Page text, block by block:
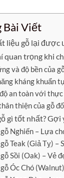
Bài Viết
liệu gỗ lại được
quan trọng khi
và độ bền của
kháng khuẩn
an toàn với thực
thiện của gỗ
gì tốt nhất? Gợi
Nghiến – Lựa
Teak (Giả Tỵ) –
Sồi (Oak) – Vẻ
Óc Chó